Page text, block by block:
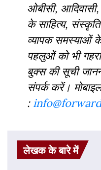
ओबीसी,
के साहित्‍य,
व्‍यापक समस्‍याओं
पहलुओं को भी
बुक्‍स की सूची
संपर्क करें।
:
लेखक के बारे में